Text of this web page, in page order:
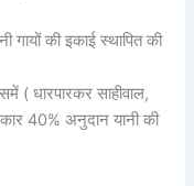
गायों की इकाई स्थापित की
( धारपारकर साहीवाल,
40% अनुदान यानी की